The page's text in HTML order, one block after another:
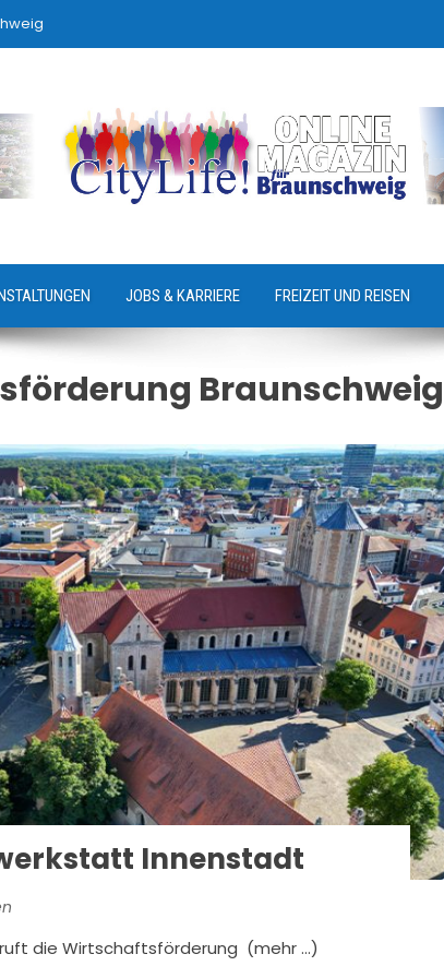
JOBS & KARRIERE FREIZEIT UND REISEN
Braunschweig
Innenstadt
die Wirtschaftsförderung (mehr …)